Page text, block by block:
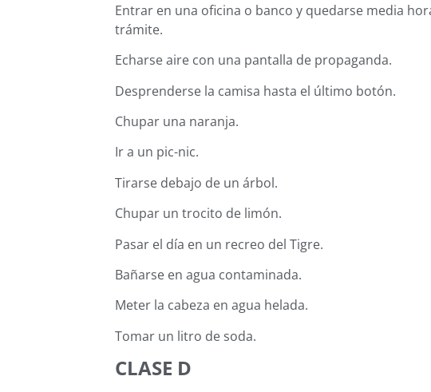
Entrar en una oficina o banco y quedarse media
trámite.
Echarse aire con una pantalla de propaganda.
Desprenderse la camisa hasta el último botón.
Chupar una naranja.
Ir a un pic-nic.
Tirarse debajo de un árbol.
Chupar un trocito de limón.
Pasar el día en un recreo del Tigre.
Bañarse en agua contaminada.
Meter la cabeza en agua helada.
Tomar un litro de soda.
CLASE D